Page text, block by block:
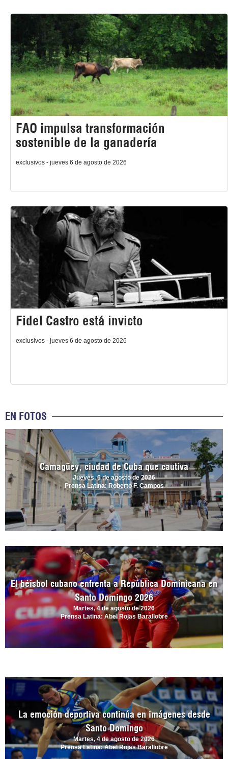
FAO impulsa transformación
sostenible de la ganadería
exclusivos - jueves 6 de agosto de 2026
Fidel Castro está invicto
exclusivos - jueves 6 de agosto de 2026
EN FOTOS
Camagüey, ciudad de Cuba que cautiva
Jueves, 6 de agosto de 2026
Prensa Latina: Roberto F. Campos
El béisbol cubano enfrenta a República Dominicana en
Santo Domingo 2026
Martes, 4 de agosto de 2026
Prensa Latina: Abel Rojas Barallobre
La emoción deportiva continúa en imágenes desde
Santo Domingo
Martes, 4 de agosto de 2026
Prensa Latina: Abel Rojas Barallobre